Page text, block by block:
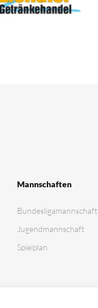
Mannschaften
Bundesligamannschaft
Jugendmannschaft
Spielplan